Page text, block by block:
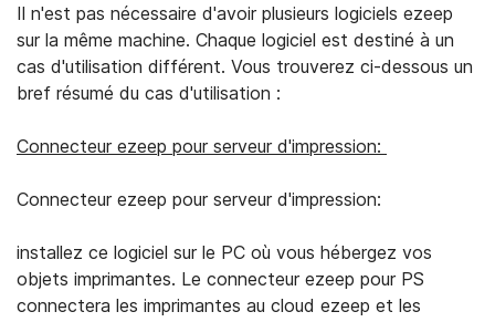
Il n'est pas nécessaire d'avoir plusieurs logiciels ezeep
sur la même machine. Chaque logiciel est destiné à un
cas d'utilisation différent. Vous trouverez ci-dessous un
bref résumé du cas d'utilisation :
Connecteur ezeep pour serveur d'impression:
Connecteur ezeep pour serveur d'impression:
installez ce logiciel sur le PC où vous hébergez vos
objets imprimantes. Le connecteur ezeep pour PS
connectera les imprimantes au cloud ezeep et les